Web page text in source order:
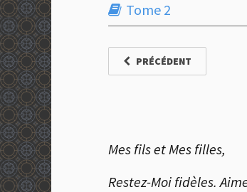
Tome 2
PRÉCÉDENT
Mes fils et Mes filles,
Restez-Moi fidèles.